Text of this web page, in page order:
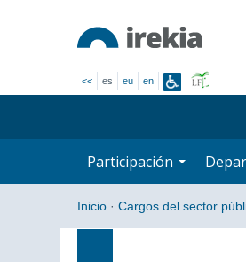
<< es eu en
Participación
Inicio · Cargos del sector